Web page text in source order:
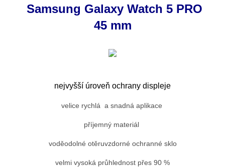
Samsung Galaxy Watch 5 PRO
45 mm
nejvyšší úroveň ochrany displeje
velice rychlá a snadná aplikace
příjemný materiál
voděodolné otěruvzdorné ochranné sklo
velmi vysoká průhlednost přes 90 %